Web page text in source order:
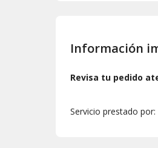
Información
Revisa tu pedido
Servicio prestado por: